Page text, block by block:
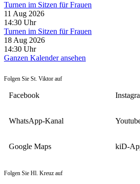
Turnen im Sitzen für Frauen
11 Aug 2026
14:30 Uhr
Turnen im Sitzen für Frauen
18 Aug 2026
14:30 Uhr
Ganzen Kalender ansehen
Folgen Sie St. Viktor auf
Facebook
WhatsApp-Kanal
Google Maps kiD-
Folgen Sie Hl. Kreuz auf